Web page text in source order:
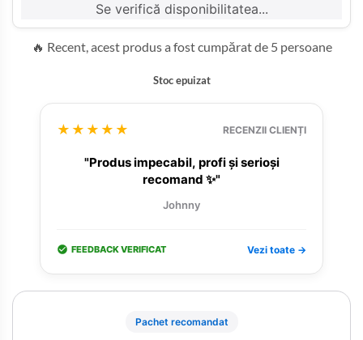
Se verifică disponibilitatea...
🔥 Recent, acest produs a fost cumpărat de 5 persoane
Stoc epuizat
★★★★★ RECENZII CLIENȚI
"Produs impecabil, profi și serioși
recomand ✨"
Johnny
FEEDBACK VERIFICAT Vezi toate →
Pachet recomandat